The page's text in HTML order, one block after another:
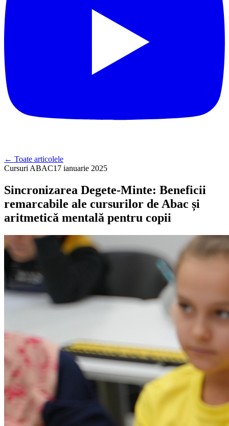
← Toate articolele
Cursuri ABAC17 ianuarie 2025
Sincronizarea Degete-Minte: Beneficii
remarcabile ale cursurilor de Abac și
aritmetică mentală pentru copii